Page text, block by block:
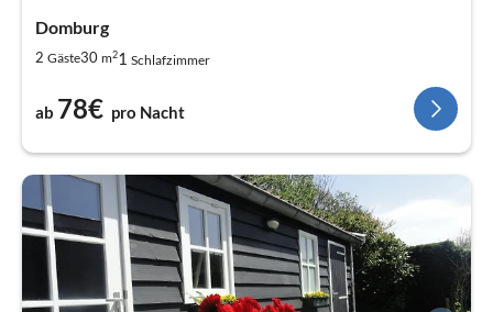
Domburg
2 Gäste30 m21 Schlafzimmer
ab 78€ pro Nacht